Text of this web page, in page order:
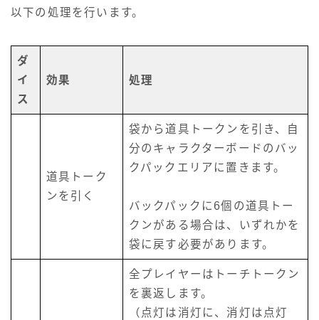
以下の処理を行います。
ダ
イ
ス
効果 処理
道具トーク
ンを引く
袋から道具トークンを引き、自
分のキャラクターボードのバッ
クパックエリアに置きます。
バックパックに6個の道具トー
クンがある場合は、いずれかを
袋に戻す必要があります。
全プレイヤーはトーチトークン
を裏返します。
（点灯は消灯に、消灯は点灯